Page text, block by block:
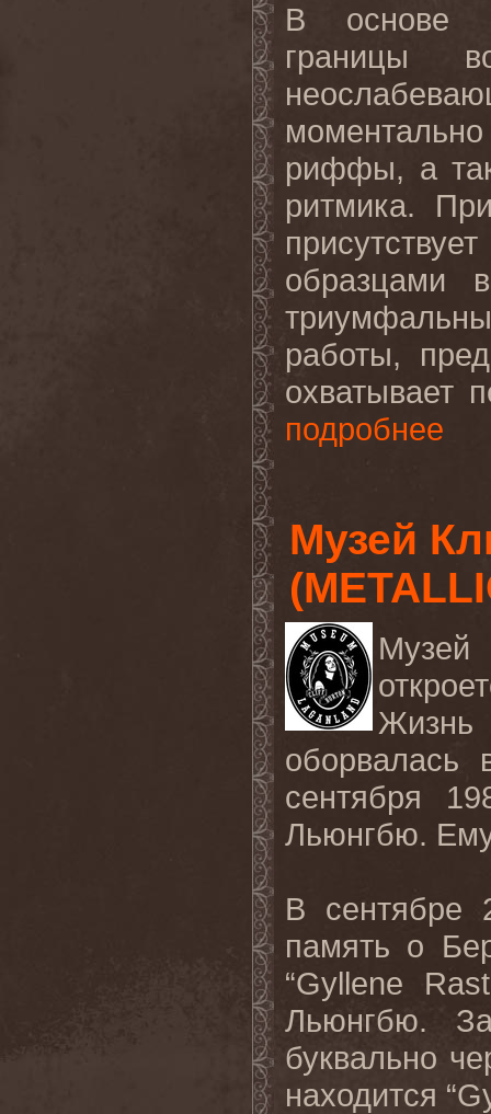
В основе
границы
моментально
риффы, а
ритмика.
образцами
работы,
охватывает
подробнее
Музей
Жизнь
оборвалась
сентября
Льюнгбю.
В сентябре
память о
“Gyllene
Льюнгбю.
буквально
находится